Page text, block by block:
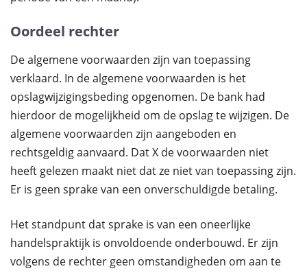
Oordeel rechter
De algemene voorwaarden zijn van toepassing
verklaard. In de algemene voorwaarden is het
opslagwijzigingsbeding opgenomen. De bank had
hierdoor de mogelijkheid om de opslag te wijzigen. De
algemene voorwaarden zijn aangeboden en
rechtsgeldig aanvaard. Dat X de voorwaarden niet
heeft gelezen maakt niet dat ze niet van toepassing zijn.
Er is geen sprake van een onverschuldigde betaling.
Het standpunt dat sprake is van een oneerlijke
handelspraktijk is onvoldoende onderbouwd. Er zijn
volgens de rechter geen omstandigheden om aan te